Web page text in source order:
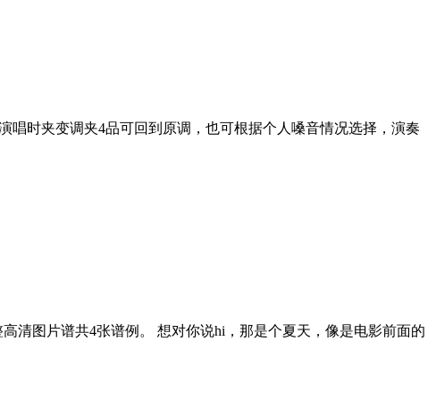
唱时夹变调夹4品可回到原调，也可根据个人嗓音情况选择，演奏
清图片谱共4张谱例。 想对你说hi，那是个夏天，像是电影前面的